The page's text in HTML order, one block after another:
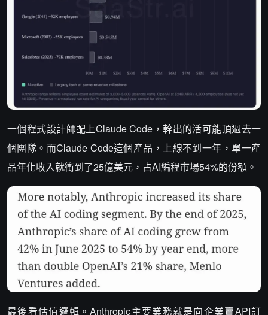
一個程式設計師配上Claude Code，幹出的活可能頂過去一
個團隊。而Claude Code這個產品，上線不到一年，單一產
品年化收入就衝到了25億美元，占AI編程市場54%的份額。
最後看估值邏輯。Anthropic主要業務就是向企業賣API訂